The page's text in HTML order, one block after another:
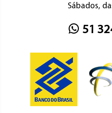
Sábados,
51